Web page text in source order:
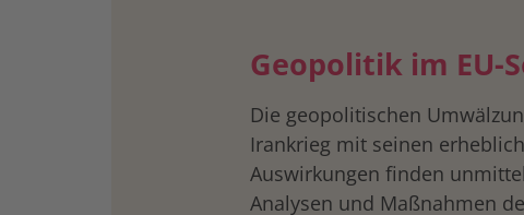
Geopolitik im EU-
Die geopolitischen
Irankrieg mit seinen
Auswirkungen finden
Analysen und Maßnahmen